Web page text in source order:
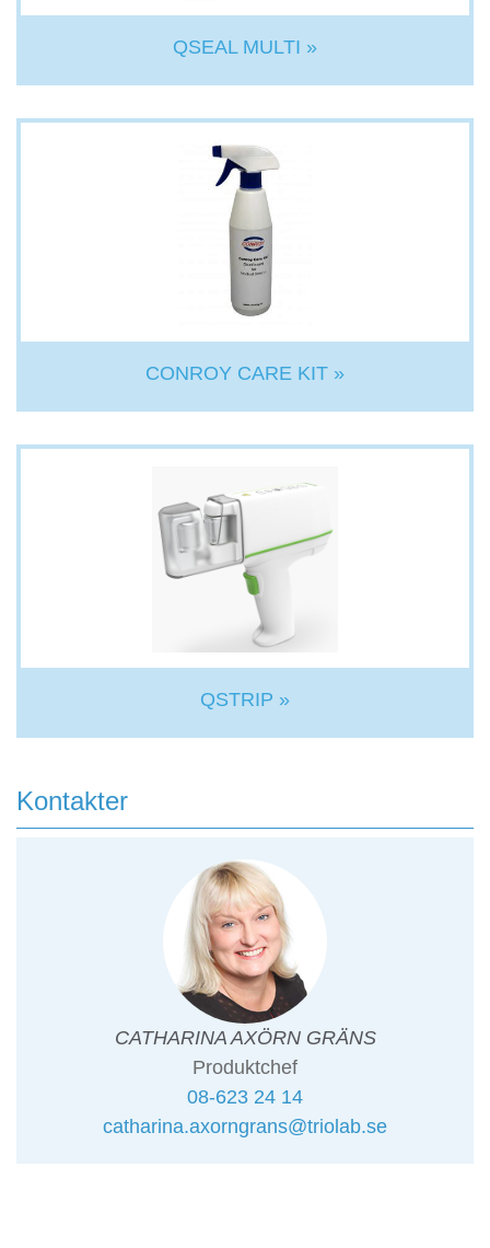
QSEAL MULTI »
CONROY CARE KIT »
QSTRIP »
Kontakter
CATHARINA AXÖRN GRÄNS
Produktchef
08-623 24 14
catharina.axorngrans@triolab.se